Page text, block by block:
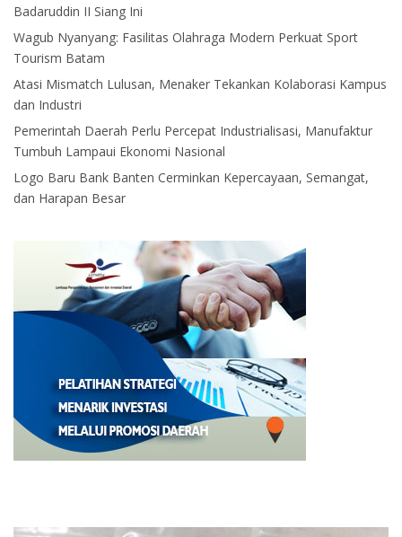
Badaruddin II Siang Ini
Wagub Nyanyang: Fasilitas Olahraga Modern Perkuat Sport
Tourism Batam
Atasi Mismatch Lulusan, Menaker Tekankan Kolaborasi Kampus
dan Industri
Pemerintah Daerah Perlu Percepat Industrialisasi, Manufaktur
Tumbuh Lampaui Ekonomi Nasional
Logo Baru Bank Banten Cerminkan Kepercayaan, Semangat,
dan Harapan Besar